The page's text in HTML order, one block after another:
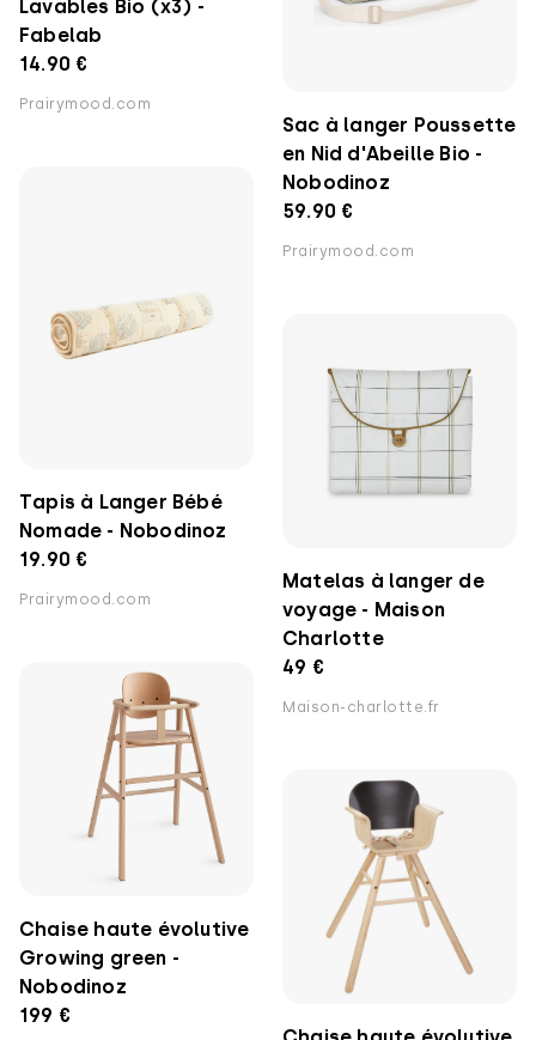
Lavables Bio (x3) -
Fabelab
14.90 €
Prairymood.com
Sac à langer Poussette
en Nid d'Abeille Bio -
Nobodinoz
59.90 €
Prairymood.com
Tapis à Langer Bébé
Nomade - Nobodinoz
19.90 €
Prairymood.com
Matelas à langer de
voyage - Maison
Charlotte
49 €
Maison-charlotte.fr
Chaise haute évolutive
Growing green -
Nobodinoz
199 €